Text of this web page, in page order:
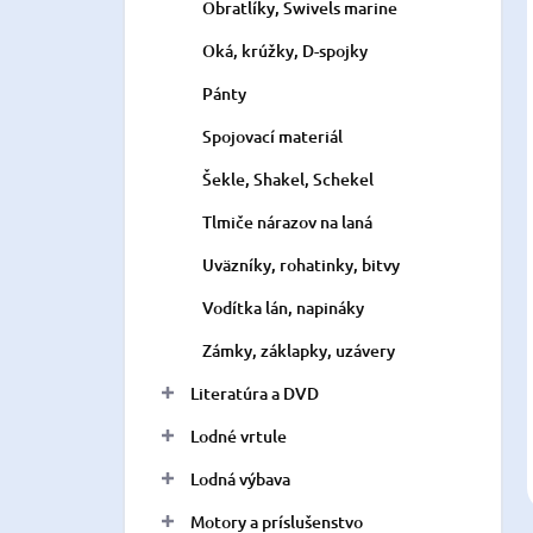
Obratlíky, Swivels marine
Oká, krúžky, D-spojky
Pánty
Spojovací materiál
Šekle, Shakel, Schekel
Tlmiče nárazov na laná
Uväzníky, rohatinky, bitvy
Vodítka lán, napináky
Zámky, záklapky, uzávery
Literatúra a DVD
Lodné vrtule
Lodná výbava
Motory a príslušenstvo